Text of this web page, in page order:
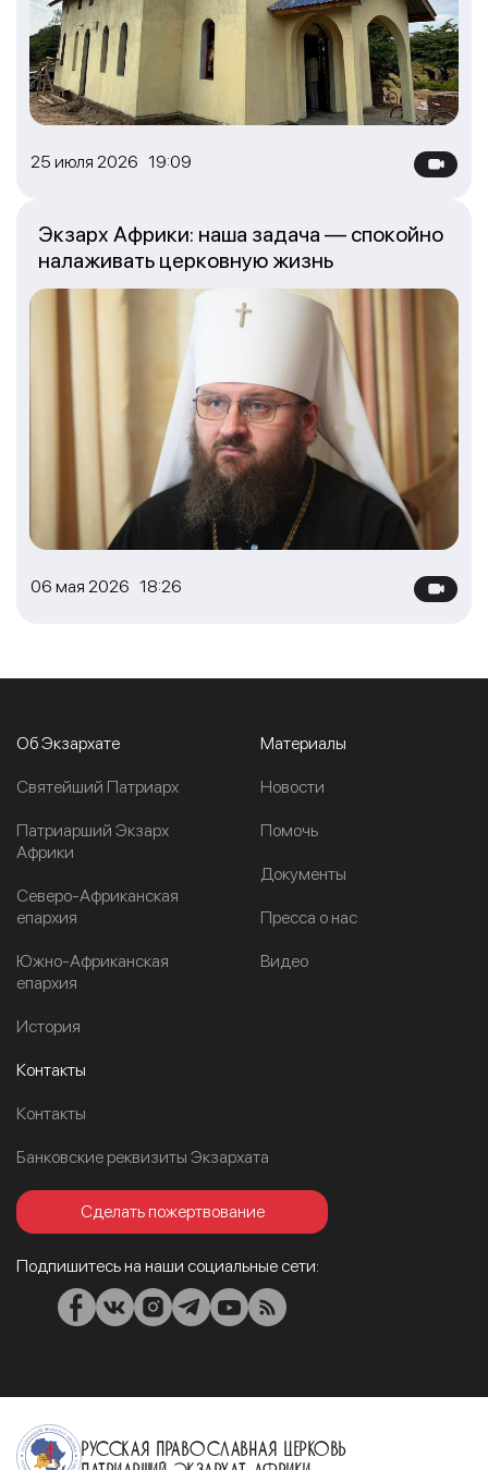
25 июля 2026 19:09
06 мая 2026 18:26
Экзарх Африки: наша задача — спокойно
налаживать церковную жизнь
Об Экзархате
Cвятейший Патриарх
Патриарший Экзарх
Африки
Северо-Африканская
епархия
Южно-Африканская
епархия
История
Материалы
Новости
Помочь
Документы
Пресса о нас
Видео
Контакты
Контакты
Банковские реквизиты Экзархата
Сделать пожертвование
Подпишитесь на наши социальные сети:
Русская Православная Церковь